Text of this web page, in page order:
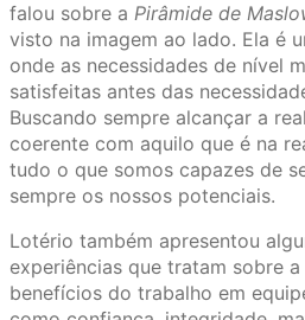
falou sobre a Pirâmide de
visto na imagem ao lado. Ela é
onde as necessidades de nível
satisfeitas antes das
Buscando sempre alcançar a
coerente com aquilo que é na
tudo o que somos capazes de
sempre os nossos potenciais.
Lotério também apresentou
experiências que tratam sobre
benefícios do trabalho em